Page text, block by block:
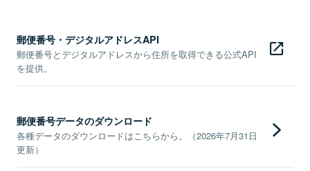
郵便番号・デジタルアドレスAPI
郵便番号とデジタルアドレスから住所を取得できる公式API
を提供。
郵便番号データのダウンロード
各種データのダウンロードはこちらから。（2026年7月31日
更新）